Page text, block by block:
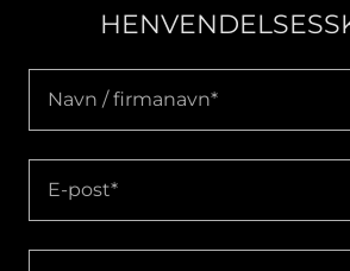
Navn / firmanavn*
E-post*